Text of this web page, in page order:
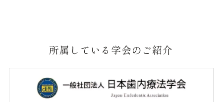
所属している学会のご紹介